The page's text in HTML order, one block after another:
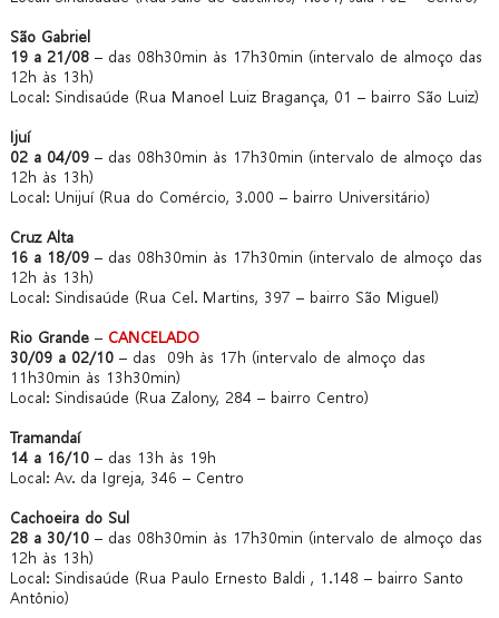
São Gabriel
19 a 21/08 – das 08h30min às 17h30min (intervalo de almoço das
12h às 13h)
Local: Sindisaúde (Rua Manoel Luiz Bragança, 01 – bairro São Luiz)
Ijuí
02 a 04/09 – das 08h30min às 17h30min (intervalo de almoço das
12h às 13h)
Local: Unijuí (Rua do Comércio, 3.000 – bairro Universitário)
Cruz Alta
16 a 18/09 – das 08h30min às 17h30min (intervalo de almoço das
12h às 13h)
Local: Sindisaúde (Rua Cel. Martins, 397 – bairro São Miguel)
Rio Grande – CANCELADO
30/09 a 02/10 – das 09h às 17h (intervalo de almoço das
11h30min às 13h30min)
Local: Sindisaúde (Rua Zalony, 284 – bairro Centro)
Tramandaí
14 a 16/10 – das 13h às 19h
Local: Av. da Igreja, 346 – Centro
Cachoeira do Sul
28 a 30/10 – das 08h30min às 17h30min (intervalo de almoço das
12h às 13h)
Local: Sindisaúde (Rua Paulo Ernesto Baldi , 1.148 – bairro Santo
Antônio)